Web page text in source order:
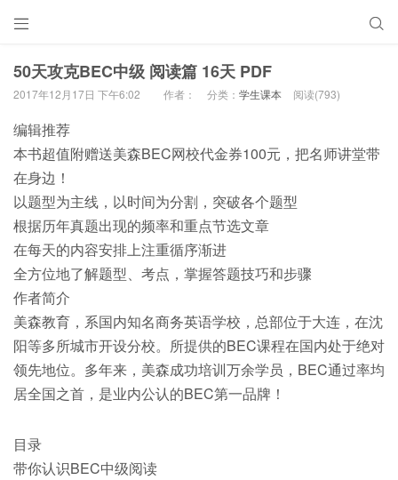
 
50天攻克BEC中级 阅读篇 16天 PDF
2017年12月17日 下午6:02 作者： 分类： 学生课本 阅读(793)
编辑推荐
本书超值附赠送美森BEC网校代金券100元，把名师讲堂带
在身边！
以题型为主线，以时间为分割，突破各个题型
根据历年真题出现的频率和重点节选文章
在每天的内容安排上注重循序渐进
全方位地了解题型、考点，掌握答题技巧和步骤
作者简介
美森教育，系国内知名商务英语学校，总部位于大连，在沈
阳等多所城市开设分校。所提供的BEC课程在国内处于绝对
领先地位。多年来，美森成功培训万余学员，BEC通过率均
居全国之首，是业内公认的BEC第一品牌！
目录
带你认识BEC中级阅读